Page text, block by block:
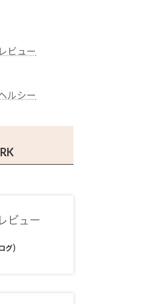
ビュー
ルシー
ビュー
グ)